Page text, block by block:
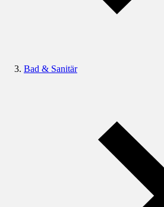
Bad & Sanitär